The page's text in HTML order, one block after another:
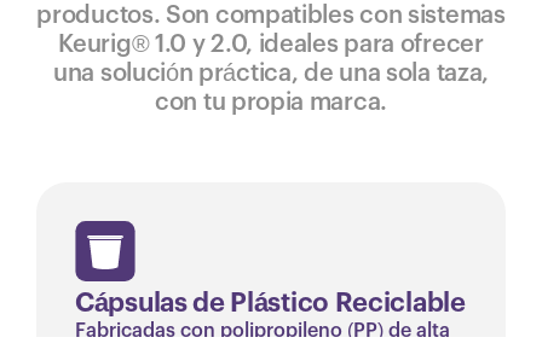
productos. Son compatibles con sistemas
Keurig® 1.0 y 2.0, ideales para ofrecer
una solución práctica, de una sola taza,
con tu propia marca.
Cápsulas de Plástico Reciclable
Fabricadas con polipropileno (PP) de alta